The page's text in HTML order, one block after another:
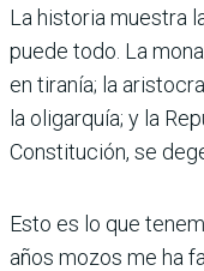
La historia muestra
puede todo. La
en tiranía; la
la oligarquía; y la
Constitución, se
Esto es lo que
años mozos me ha